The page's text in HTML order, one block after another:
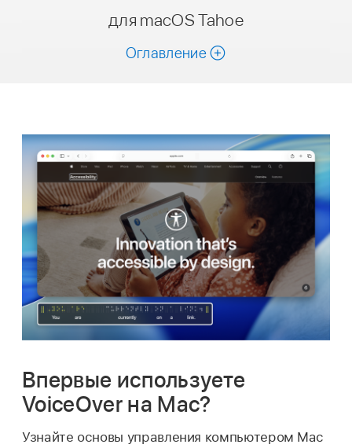
для macOS Tahoe
Оглавление
Впервые используете
VoiceOver на Mac?
Узнайте основы управления компьютером Mac